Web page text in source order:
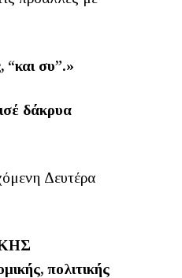
“και συ”.»
δάκρυα
Δευτέρα
πολιτικής